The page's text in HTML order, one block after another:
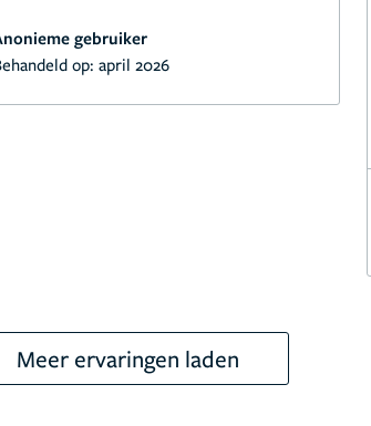
gebruiker
op: april 2026
Meer ervaringen laden